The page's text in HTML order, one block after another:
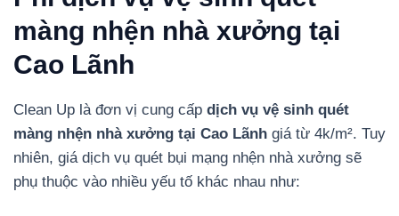
màng nhện nhà xưởng tại
Cao Lãnh
Clean Up là đơn vị cung cấp dịch vụ vệ sinh quét
màng nhện nhà xưởng tại Cao Lãnh giá từ 4k/m². Tuy
nhiên, giá dịch vụ quét bụi mạng nhện nhà xưởng sẽ
phụ thuộc vào nhiều yếu tố khác nhau như: